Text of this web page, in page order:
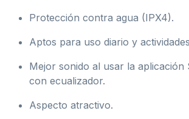
Protección contra agua (IPX4).
Aptos para uso diario y
Mejor sonido al usar la aplicación
con ecualizador.
Aspecto atractivo.